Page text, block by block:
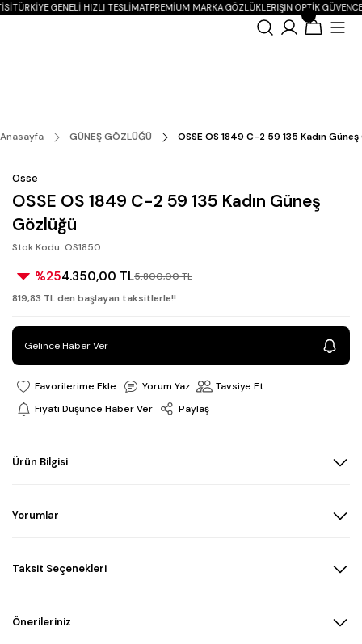
TÜRKIYE GENELI HIZLI TESLIMATPREMIUM MARKA GÖZLÜKLERIŞIN OPTIK
Anasayfa GÜNEŞ GÖZLÜĞÜ OSSE OS 1849 C-2 59 135 Kadın
Osse
OSSE OS 1849 C-2 59 135 Kadın Güneş
Gözlüğü
Stok Kodu: OS1850
%254.350,00 TL5.800,00 TL
819,83 TL den başlayan taksitlerle!!
Gelince Haber Ver
Yorum Yaz
Tavsiye Et
Fiyatı Düşünce Haber Ver
Paylaş
Ürün Bilgisi
Yorumlar
Taksit Seçenekleri
Önerileriniz